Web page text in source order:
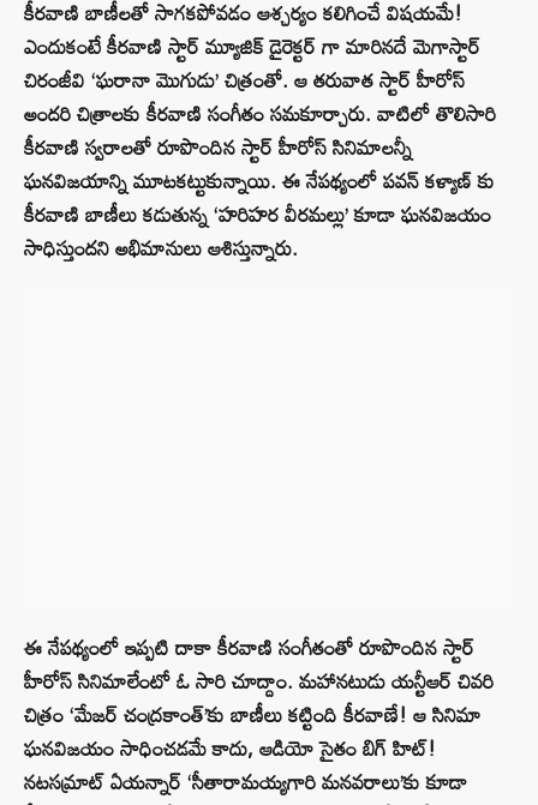
కీరవాణి బాణీలతో సాగకపోవడం ఆశ్చర్యం కలిగించే విషయమే!
ఎందుకంటే కీరవాణి స్టార్ మ్యూజిక్ డైరెక్టర్ గా మారినదే మెగాస్టార్
చిరంజీవి ‘ఘరానా మొగుడు’ చిత్రంతో. ఆ తరువాత స్టార్ హీరోస్
అందరి చిత్రాలకు కీరవాణి సంగీతం సమకూర్చారు. వాటిలో తొలిసారి
కీరవాణి స్వరాలతో రూపొందిన స్టార్ హీరోస్ సినిమాలన్నీ
ఘనవిజయాన్ని మూటకట్టుకున్నాయి. ఈ నేపథ్యంలో పవన్ కళ్యాణ్ కు
కీరవాణి బాణీలు కడుతున్న ‘హరిహర వీరమల్లు’ కూడా ఘనవిజయం
సాధిస్తుందని అభిమానులు ఆశిస్తున్నారు.
ఈ నేపథ్యంలో ఇప్పటి దాకా కీరవాణి సంగీతంతో రూపొందిన స్టార్
హీరోస్ సినిమాలేంటో ఓ సారి చూద్దాం. మహానటుడు యన్టీఆర్ చివరి
చిత్రం ‘మేజర్ చంద్రకాంత్’కు బాణీలు కట్టింది కీరవాణే! ఆ సినిమా
ఘనవిజయం సాధించడమే కాదు, ఆడియో సైతం బిగ్ హిట్!
నటసమ్రాట్ ఏయన్నార్ ‘సీతారామయ్యగారి మనవరాలు’కు కూడా